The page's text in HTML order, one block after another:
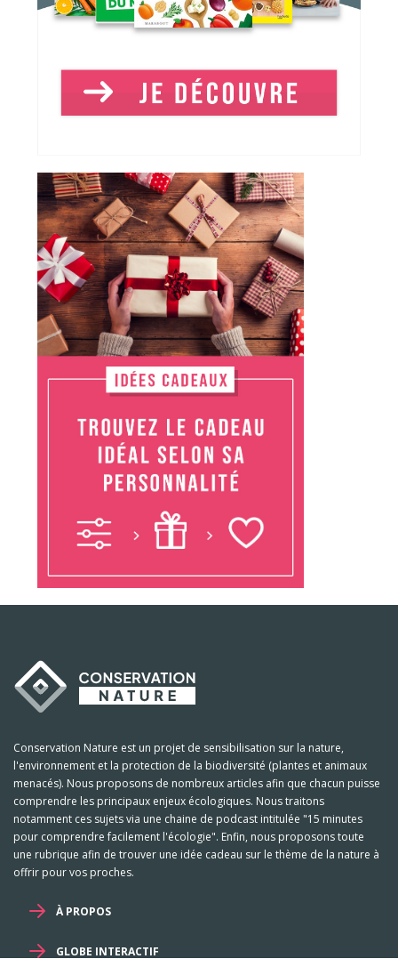
Conservation Nature est un projet de sensibilisation sur la nature,
l'environnement et la protection de la biodiversité (plantes et animaux
menacés). Nous proposons de nombreux articles afin que chacun puisse
comprendre les principaux enjeux écologiques. Nous traitons
notamment ces sujets via une chaine de podcast intitulée "15 minutes
pour comprendre facilement l'écologie". Enfin, nous proposons toute
une rubrique afin de trouver une idée cadeau sur le thème de la nature à
offrir pour vos proches.
À PROPOS
GLOBE INTERACTIF